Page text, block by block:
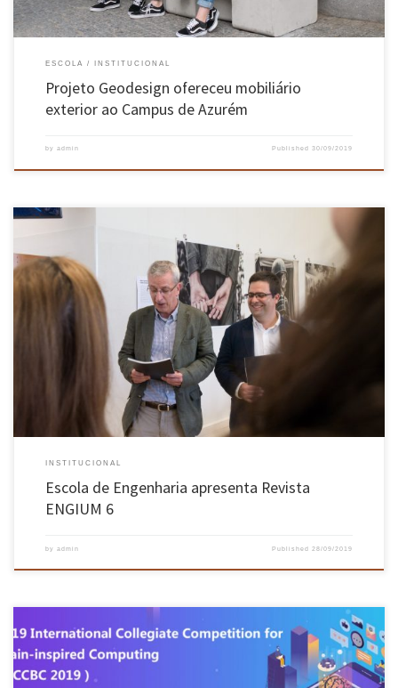
ESCOLA INSTITUCIONAL
Projeto Geodesign ofereceu mobiliário
exterior ao Campus de Azurém
by admin Published30/09/2019
Apresentação da sexta edição da Revista da EEUM aconteceu a 27 de setembro no Campus de
Azurém A Presidência da EEUM apresentou a 6ª edição da Revista ENGIUM – Engenharia e
Inovação na Universidade do Minho, uma publicação que se afirma como um suporte
fundamental na divulgação interna e externa […]
INSTITUCIONAL
Escola de Engenharia apresenta Revista
ENGIUM 6
by admin Published 28/09/2019